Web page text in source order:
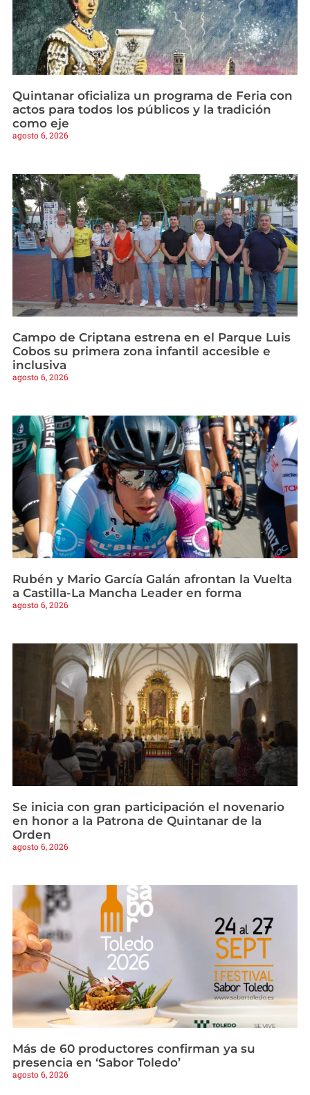
Quintanar oficializa un programa de Feria con
actos para todos los públicos y la tradición
como eje
agosto 6, 2026
Campo de Criptana estrena en el Parque Luis
Cobos su primera zona infantil accesible e
inclusiva
agosto 6, 2026
Rubén y Mario García Galán afrontan la Vuelta
a Castilla-La Mancha Leader en forma
agosto 6, 2026
Se inicia con gran participación el novenario
en honor a la Patrona de Quintanar de la
Orden
agosto 6, 2026
Más de 60 productores confirman ya su
presencia en ‘Sabor Toledo’
agosto 6, 2026